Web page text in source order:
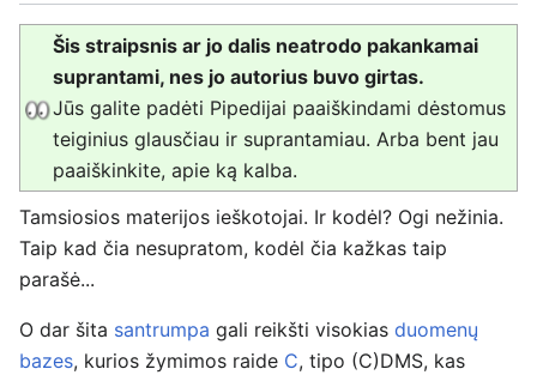
Šis straipsnis ar jo dalis neatrodo pakankamai
suprantami, nes jo autorius buvo girtas.
Jūs galite padėti Pipedijai paaiškindami dėstomus
teiginius glausčiau ir suprantamiau. Arba bent jau
paaiškinkite, apie ką kalba.
Tamsiosios materijos ieškotojai. Ir kodėl? Ogi nežinia.
Taip kad čia nesupratom, kodėl čia kažkas taip
parašė...
O dar šita santrumpa gali reikšti visokias duomenų
bazes, kurios žymimos raide C, tipo (C)DMS, kas